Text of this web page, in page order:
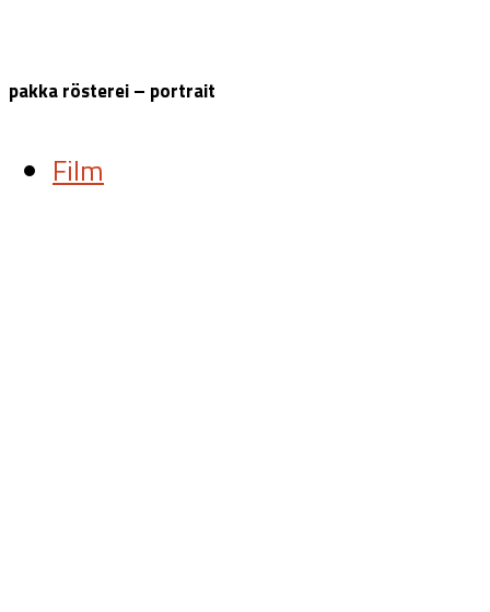
pakka rösterei – portrait
Film